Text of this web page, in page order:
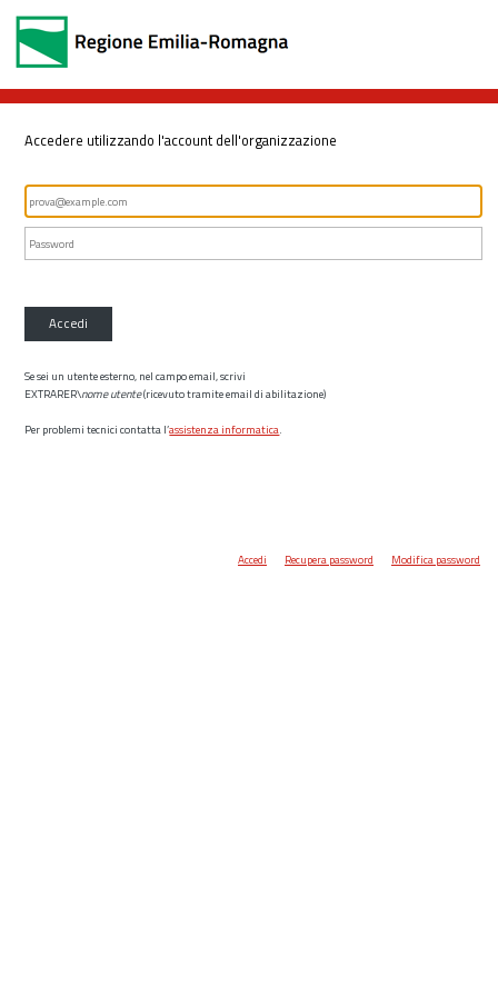
Accedere utilizzando l'account dell'organizzazione
Accedi
Se sei un utente esterno, nel campo email, scrivi
EXTRARER\nome utente(ricevuto tramite email di abilitazione)
Per problemi tecnici contatta l’assistenza informatica.
Accedi Recupera password Modifica password